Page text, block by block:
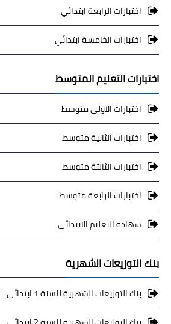
اختبارات الرابعة ابتدائي
اختبارات الخامسة ابتدائي
اختبارات التعليم المتوسط
اختبارات الاولى متوسط
اختبارات الثانية متوسط
اختبارات الثالثة متوسط
اختبارات الرابعة متوسط
شهادة التعليم الابتدائي
بنك التوزيعات الشهرية
بنك التوزيعات الشهرية للسنة 1 ابتدائي